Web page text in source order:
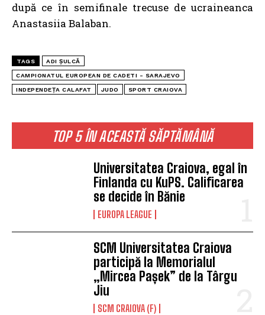
TOP 5 ÎN ACEASTĂ SĂPTĂMÂNĂ
Universitatea Craiova, egal în
Finlanda cu KuPS. Calificarea
se decide în Bănie
EUROPA LEAGUE
SCM Universitatea Craiova
participă la Memorialul
„Mircea Pașek” de la Târgu
Jiu
SCM CRAIOVA (F)
după ce în semifinale trecuse de ucraineanca
Anastasiia Balaban.
TAGS ADI ȘULCĂ
CAMPIONATUL EUROPEAN DE CADETI - SARAJEVO
INDEPENDEȚA CALAFAT JUDO SPORT CRAIOVA